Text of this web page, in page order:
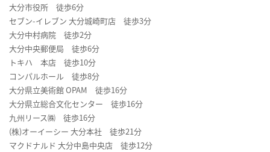
大分市役所 徒歩6分
セブン-イレブン 大分城崎町店 徒歩3分
大分中村病院 徒歩2分
大分中央郵便局 徒歩6分
トキハ 本店 徒歩10分
コンパルホール 徒歩8分
大分県立美術館 OPAM 徒歩16分
大分県立総合文化センター 徒歩16分
九州リース㈱ 徒歩16分
(株)オーイーシー 大分本社 徒歩21分
マクドナルド 大分中島中央店 徒歩12分